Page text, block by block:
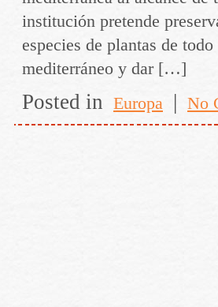
institución pretende
especies de plantas de
mediterráneo y dar […]
Posted in Europa | No